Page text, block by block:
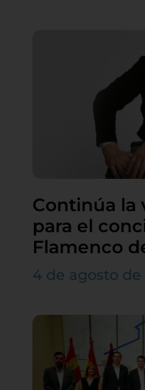
Continúa la
para el
Flamenco
4 de agosto de